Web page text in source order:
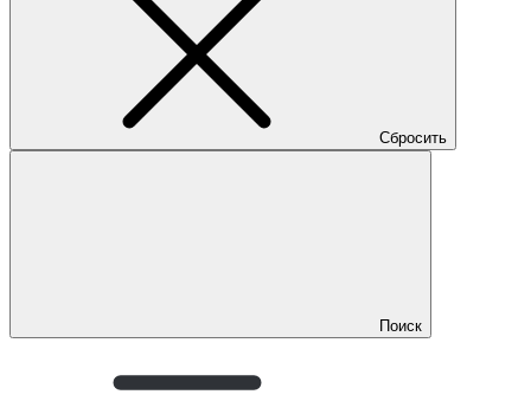
Сбросить
Поиск